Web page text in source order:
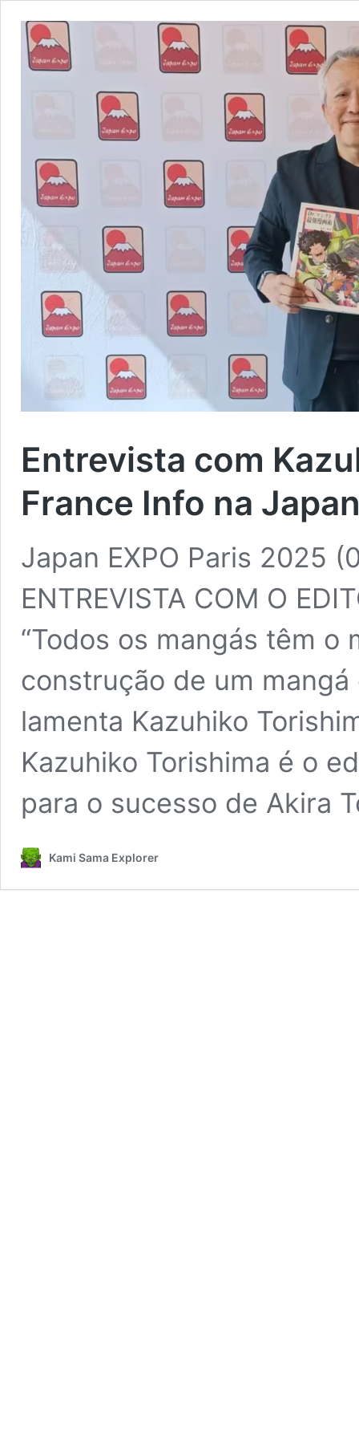
Entrevista com
France Info na
Japan EXPO Paris 2025
ENTREVISTA COM O
“Todos os mangás têm o
construção de um
lamenta Kazuhiko
Kazuhiko Torishima é o
para o sucesso de Akira
Kami Sama Explorer